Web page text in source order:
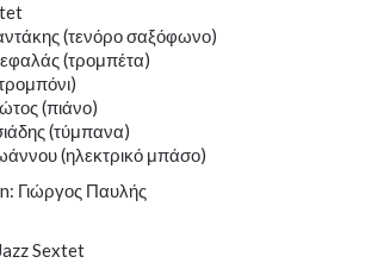
(τενόρο σαξόφωνο)
(τρομπέτα)
(πιάνο)
(τύμπανα)
(ηλεκτρικό μπάσο)
Γιώργος Παυλής
Sextet